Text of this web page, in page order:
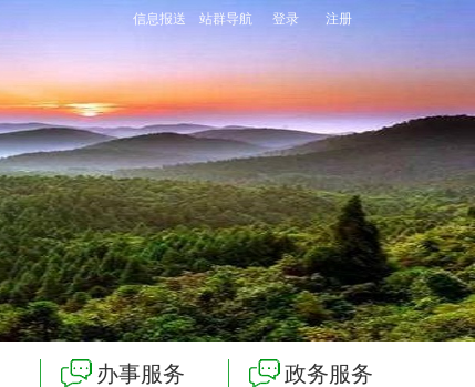
信息报送 站群导航 登录 注册
办事服务 政务服务